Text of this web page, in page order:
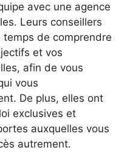
avec une agence
Leurs conseillers
de comprendre
et vos
afin de vous
vous
De plus, elles ont
exclusives et
auxquelles vous
autrement.